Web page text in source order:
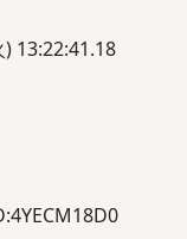
13:22:41.18